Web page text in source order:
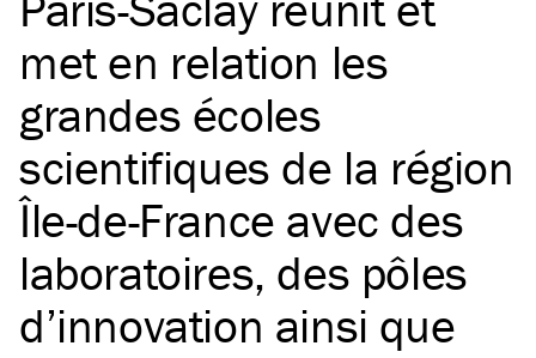
met en relation les
grandes écoles
scientifiques de la région
Île-de-France avec des
laboratoires, des pôles
d’innovation ainsi que